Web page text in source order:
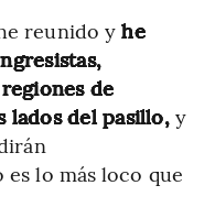
reunido yhe
de
lados del pasillo,y
lo más loco que